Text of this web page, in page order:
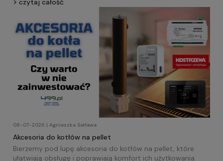
czytaj całość
08-07-2026 | Agnieszka Satława
Akcesoria do kotłów na pellet
Bierzemy pod lupę akcesoria do kotłów na pellet, które
ułatwiają obsługę i poprawiają komfort ich użytkowania.